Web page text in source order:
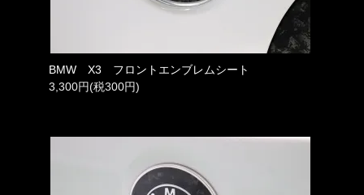
BMW X3 フロントエンブレムシート
3,300円(税300円)